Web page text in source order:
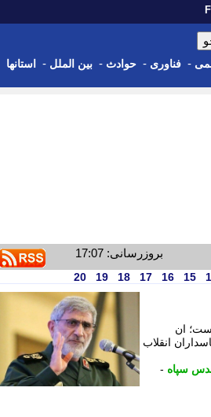
- فناوری - حوادث - بین الملل - استانها
بروزرسانی: 17:07
15
16
17
18
19
20
ان
انقلاب
سپاه -